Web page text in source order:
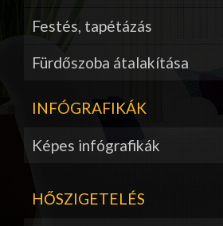
Festés, tapétázás
Fürdőszoba átalakítása
INFÓGRAFIKÁK
Képes infógrafikák
HŐSZIGETELÉS